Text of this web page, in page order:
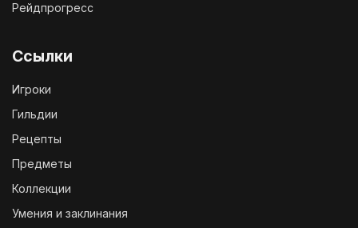
Рейдпрогресс
Ссылки
Игроки
Гильдии
Рецепты
Предметы
Коллекции
Умения и заклинания